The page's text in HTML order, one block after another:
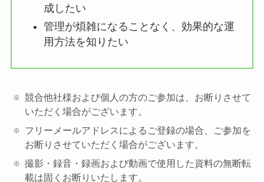
成したい
管理が煩雑になることなく、効果的な運
用方法を知りたい
競合他社様および個人の方のご参加は、お断りさせて
いただく場合がございます。
フリーメールアドレスによるご登録の場合、ご参加を
お断りさせていただく場合がございます。
撮影・録音・録画および動画で使用した資料の無断転
載は固くお断りいたします。